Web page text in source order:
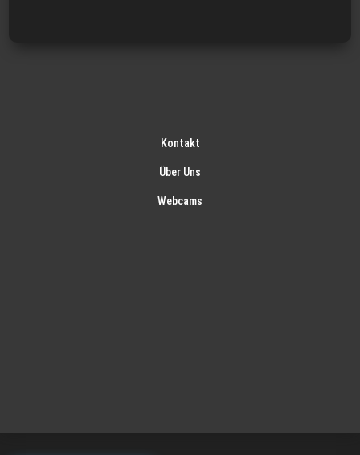
Kontakt
Über Uns
Webcams